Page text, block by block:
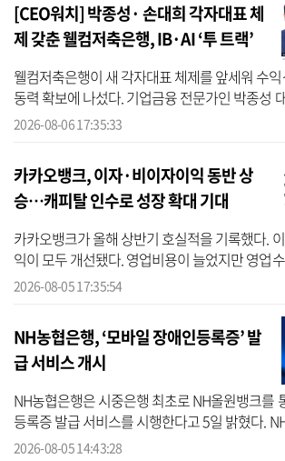
[CEO워치] 박종성· 손대희 각자대표 체
제 갖춘 웰컴저축은행, IB·AI ‘투 트랙’
속도
웰컴저축은행이 새 각자대표 체제를 앞세워 수
동력 확보에 나섰다. 기업금융 전문가인 박종성
젝트파이낸싱(PF) 등 고위험 자산 관리와 기업금
2026-08-06 17:35:33
카카오뱅크, 이자·비이자이익 동반 상
승…캐피탈 인수로 성장 확대 기대
카카오뱅크가 올해 상반기 호실적을 기록했다.
익이 모두 개선됐다. 영업비용이 늘었지만 영업
이를 상쇄했다. 5일 카카오뱅크 실적 자료를 분석
2026-08-05 17:35:54
NH농협은행, ‘모바일 장애인등록증’ 발
급 서비스 개시
NH농협은행은 시중은행 최초로 NH올원뱅크를
등록증 발급 서비스를 시행한다고 5일 밝혔다.
이번 서비스는 디지털 취약계층의 금융 접근성을
2026-08-05 14:43:28